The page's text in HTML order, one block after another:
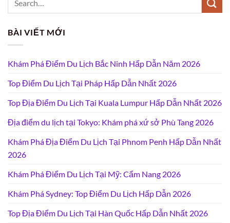
BÀI VIẾT MỚI
Khám Phá Điểm Du Lịch Bắc Ninh Hấp Dẫn Năm 2026
Top Điểm Du Lịch Tại Pháp Hấp Dẫn Nhất 2026
Top Địa Điểm Du Lịch Tại Kuala Lumpur Hấp Dẫn Nhất 2026
Địa điểm du lịch tại Tokyo: Khám phá xứ sở Phù Tang 2026
Khám Phá Địa Điểm Du Lịch Tại Phnom Penh Hấp Dẫn Nhất
2026
Khám Phá Điểm Du Lịch Tại Mỹ: Cẩm Nang 2026
Khám Phá Sydney: Top Điểm Du Lịch Hấp Dẫn 2026
Top Địa Điểm Du Lịch Tại Hàn Quốc Hấp Dẫn Nhất 2026